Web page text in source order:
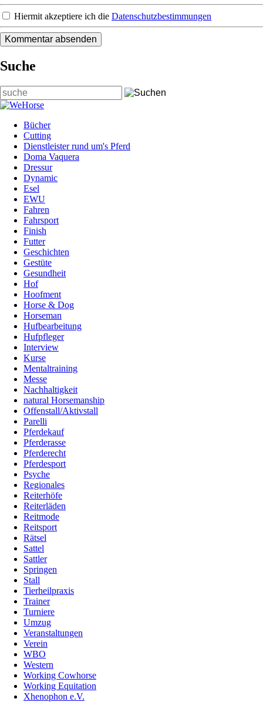
Hiermit akzeptiere ich die Datenschutzbestimmungen
Suche
Suchbegriffe
Bücher
Cutting
Dienstleister rund um's Pferd
Doma Vaquera
Dressur
Dynamic
Esel
EWU
Fahren
Fahrsport
Finish
Futter
Geschichten
Gestüte
Gesundheit
Hof
Hoofment
Horse & Dog
Horseman
Hufbearbeitung
Hufpfleger
Interview
Kurse
Mentaltraining
Messe
Nachhaltigkeit
natural Horsemanship
Offenstall/Aktivstall
Parelli
Pferdekauf
Pferderasse
Pferderecht
Pferdesport
Psyche
Regionales
Reiterhöfe
Reiterläden
Reitmode
Reitsport
Rätsel
Sattel
Sattler
Springen
Stall
Tierheilpraxis
Trainer
Turniere
Umzug
Veranstaltungen
Verein
WBO
Western
Working Cowhorse
Working Equitation
Xhenophon e.V.